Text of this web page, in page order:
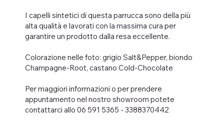
I capelli sintetici di questa parrucca sono della più
alta qualità e lavorati con la massima cura per
garantire un prodotto dalla resa eccellente.
Colorazione nelle foto: grigio Salt&Pepper, biondo
Champagne-Root, castano Cold-Chocolate
Per maggiori informazioni o per prendere
appuntamento nel nostro showroom potete
contattarci allo 06 591 5365 - 3388370442